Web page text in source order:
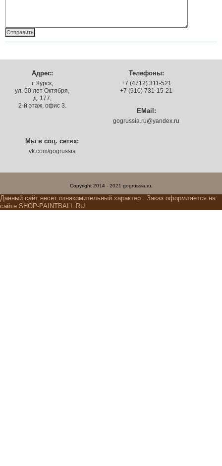
Адрес:
г. Курск,
ул. 50 лет Октября,
д. 177,
2-й этаж, офис 3.
Телефоны:
+7 (4712) 311-521
+7 (910) 731-15-21
EMail:
gogrussia.ru@yandex.ru
Мы в соц. сетях:
vk.com/gogrussia
Copyright 2014 - 2021 gogrussia.ru.
Данный сайт несет ознакомительный характер . Заказ оформляется на
сайте SHOP-PAINTBALL.RU